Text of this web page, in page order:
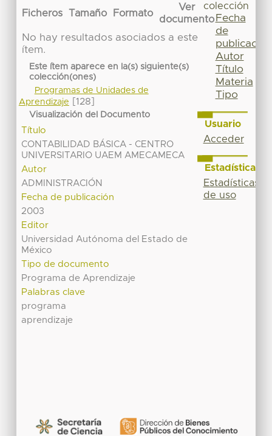
Ficheros Tamaño Formato
Ver
documento
No hay resultados asociados a este
ítem.
Este ítem aparece en la(s) siguiente(s)
colección(ones)
Programas de Unidades de
Aprendizaje
[128]
Visualización del Documento
Título
CONTABILIDAD BÁSICA - CENTRO
UNIVERSITARIO UAEM AMECAMECA
Autor
ADMINISTRACIÓN
Fecha de publicación
2003
Editor
Universidad Autónoma del Estado de
México
Tipo de documento
Programa de Aprendizaje
Palabras clave
programa
aprendizaje
colección
Fecha
de
publicación
Autor
Título
Materia
Tipo
Usuario
Acceder
Estadísticas
Estadísticas
de uso